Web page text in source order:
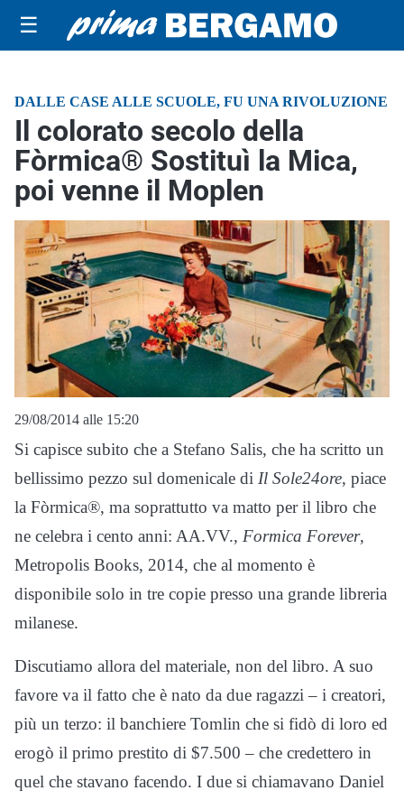
☰
DALLE CASE ALLE SCUOLE, FU UNA RIVOLUZIONE
Il colorato secolo della
Fòrmica® Sostituì la Mica,
poi venne il Moplen
29/08/2014 alle 15:20
Si capisce subito che a Stefano Salis, che ha scritto un
bellissimo pezzo sul domenicale di Il Sole24ore, piace
la Fòrmica®, ma soprattutto va matto per il libro che
ne celebra i cento anni: AA.VV., Formica Forever,
Metropolis Books, 2014, che al momento è
disponibile solo in tre copie presso una grande libreria
milanese.
Discutiamo allora del materiale, non del libro. A suo
favore va il fatto che è nato da due ragazzi – i creatori,
più un terzo: il banchiere Tomlin che si fidò di loro ed
erogò il primo prestito di $7.500 – che credettero in
quel che stavano facendo. I due si chiamavano Daniel